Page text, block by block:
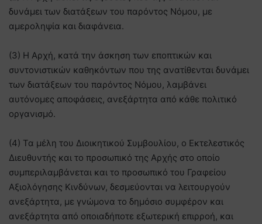
δυνάμει των διατάξεων του παρόντος Νόμου, με
αμεροληψία και διαφάνεια.
(3) Η Αρχή, κατά την άσκηση των εποπτικών και
συντονιστικών καθηκόντων που της ανατίθενται δυνάμει
των διατάξεων του παρόντος Νόμου, λαμβάνει
αυτόνομες αποφάσεις, ανεξάρτητα από κάθε πολιτικό
οργανισμό.
(4) Τα μέλη του Διοικητικού Συμβουλίου, ο Εκτελεστικός
Διευθυντής και το προσωπικό της Αρχής στο οποίο
συμπεριλαμβάνεται και το προσωπικό του Γραφείου
Αξιολόγησης Κινδύνων, δεσμεύονται να λειτουργούν
ανεξάρτητα, με γνώμονα το δημόσιο συμφέρον και
ανεξάρτητα από οποιαδήποτε εξωτερική επιρροή, και